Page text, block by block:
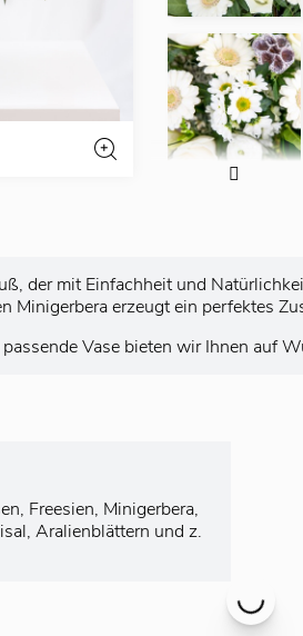
der mit Einfachheit und
Minigerbera erzeugt ein perfektes
Vase bieten wir Ihnen auf
Freesien, Minigerbera,
Aralienblättern und z.